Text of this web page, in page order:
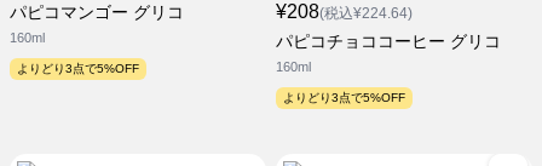
パピコマンゴー グリコ
160ml
よりどり3点で5%OFF
¥208(税込¥224.64)
パピコチョココーヒー グリコ
160ml
よりどり3点で5%OFF